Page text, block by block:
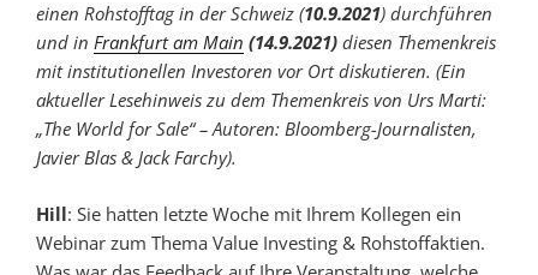
einen Rohstofftag in der Schweiz (10.9.2021) durchführen
und in Frankfurt am Main (14.9.2021) diesen Themenkreis
mit institutionellen Investoren vor Ort diskutieren. (Ein
aktueller Lesehinweis zu dem Themenkreis von Urs Marti:
„The World for Sale“ – Autoren: Bloomberg-Journalisten,
Javier Blas & Jack Farchy).
Hill: Sie hatten letzte Woche mit Ihrem Kollegen ein
Webinar zum Thema Value Investing & Rohstoffaktien.